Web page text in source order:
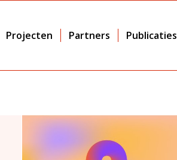
Projecten Partners Publicaties